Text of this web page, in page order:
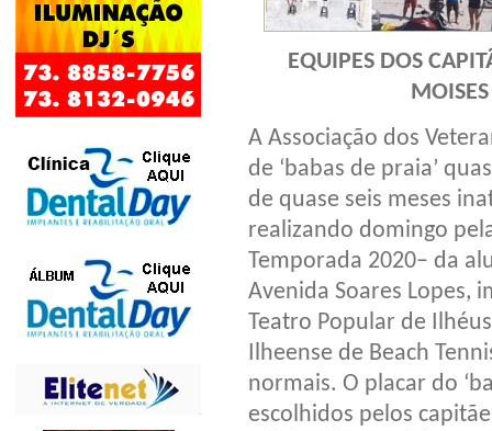
EQUIPES DOS
A Associação dos
de ‘babas de praia’
de quase seis meses
realizando domingo
Temporada 2020– da
Avenida Soares Lopes,
Teatro Popular de
Ilheense de Beach
normais. O placar do
escolhidos pelos